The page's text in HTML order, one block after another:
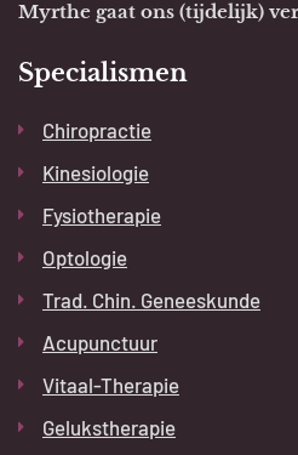
Myrthe gaat ons (tijdelijk)
Specialismen
Chiropractie
Kinesiologie
Fysiotherapie
Optologie
Trad. Chin. Geneeskunde
Acupunctuur
Vitaal-Therapie
Gelukstherapie